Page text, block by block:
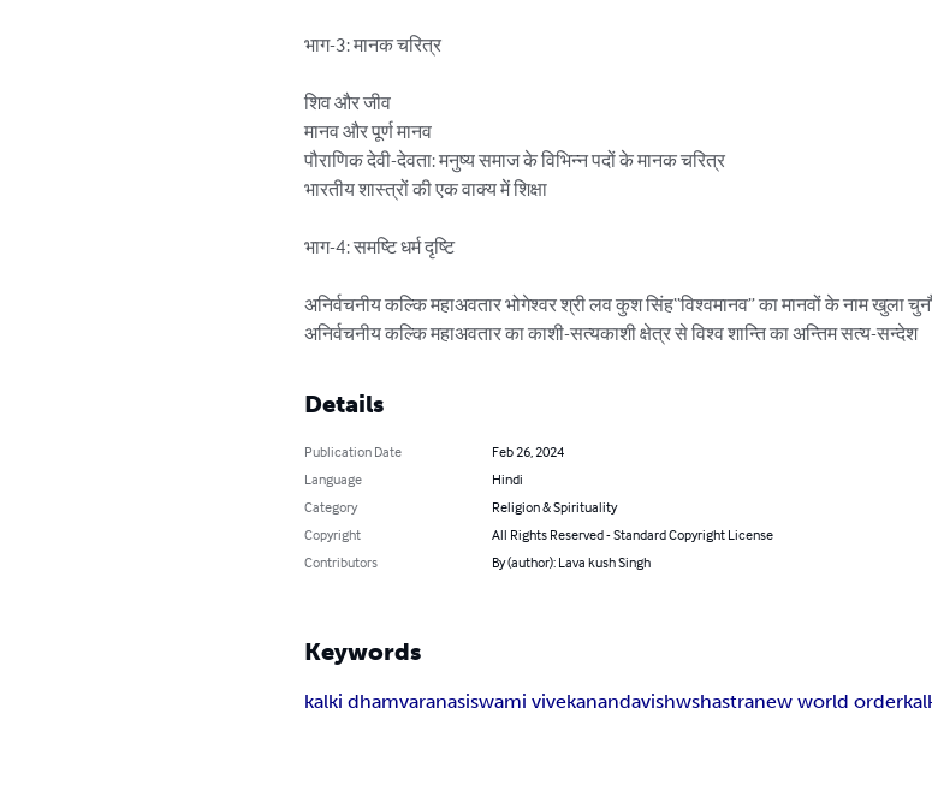
भाग-3: मानक चरित्र
शिव और जीव
मानव और पूर्ण मानव
पौराणिक देवी-देवता: मनुष्य समाज के विभिन्न पदों के मानक चरित्र
भारतीय शास्त्रों की एक वाक्य में शिक्षा
भाग-4: समष्टि धर्म दृष्टि
अनिर्वचनीय कल्कि महाअवतार भोगेश्वर श्री लव कुश सिंह“विश्वमानव” का मानवों के नाम खुला
अनिर्वचनीय कल्कि महाअवतार का काशी-सत्यकाशी क्षेत्र से विश्व शान्ति का अन्तिम सत्य-सन्देश
Details
Publication Date
Feb 26, 2024
Language
Hindi
Category
Religion & Spirituality
Copyright
All Rights Reserved - Standard Copyright License
Contributors
By (author): Lava kush Singh
Keywords
kalki dhamvaranasiswami vivekanandavishwshastranew world order